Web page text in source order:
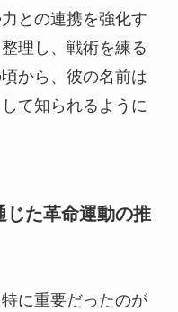
との連携を強化す
理し、戦術を練る
から、彼の名前は
て知られるように
じた革命運動の推
に重要だったのが